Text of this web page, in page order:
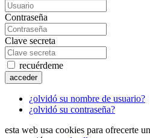
Contraseña
Clave secreta
recuérdeme
acceder
¿olvidó su nombre de usuario?
¿olvidó su contraseña?
esta web usa cookies para ofrecerte